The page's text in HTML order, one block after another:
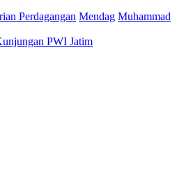
Perdagangan Mendag Muhammad
PWI Jatim